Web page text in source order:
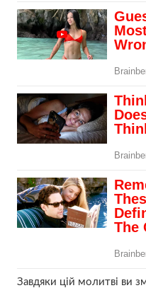
Завдяки цій молитві ви